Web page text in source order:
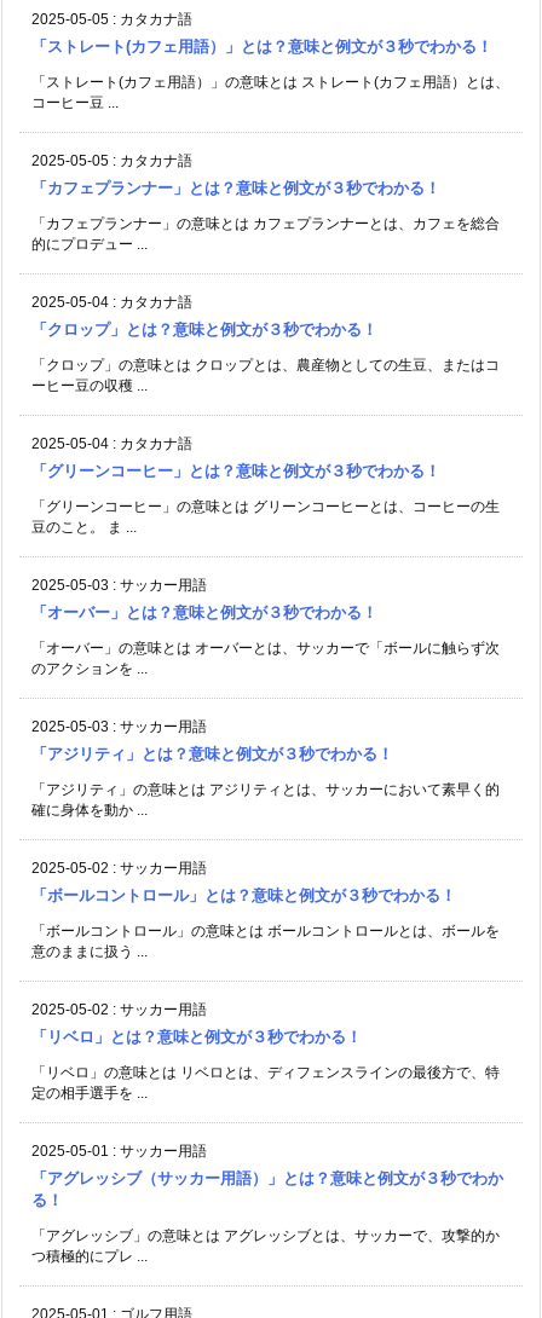
2025-05-05 : カタカナ語
「ストレート(カフェ用語）」とは？意味と例文が３秒でわかる！
「ストレート(カフェ用語）」の意味とは ストレート(カフェ用語）とは、
コーヒー豆 ...
2025-05-05 : カタカナ語
「カフェプランナー」とは？意味と例文が３秒でわかる！
「カフェプランナー」の意味とは カフェプランナーとは、カフェを総合
的にプロデュー ...
2025-05-04 : カタカナ語
「クロップ」とは？意味と例文が３秒でわかる！
「クロップ」の意味とは クロップとは、農産物としての生豆、またはコ
ーヒー豆の収穫 ...
2025-05-04 : カタカナ語
「グリーンコーヒー」とは？意味と例文が３秒でわかる！
「グリーンコーヒー」の意味とは グリーンコーヒーとは、コーヒーの生
豆のこと。 ま ...
2025-05-03 : サッカー用語
「オーバー」とは？意味と例文が３秒でわかる！
「オーバー」の意味とは オーバーとは、サッカーで「ボールに触らず次
のアクションを ...
2025-05-03 : サッカー用語
「アジリティ」とは？意味と例文が３秒でわかる！
「アジリティ」の意味とは アジリティとは、サッカーにおいて素早く的
確に身体を動か ...
2025-05-02 : サッカー用語
「ボールコントロール」とは？意味と例文が３秒でわかる！
「ボールコントロール」の意味とは ボールコントロールとは、ボールを
意のままに扱う ...
2025-05-02 : サッカー用語
「リベロ」とは？意味と例文が３秒でわかる！
「リベロ」の意味とは リベロとは、ディフェンスラインの最後方で、特
定の相手選手を ...
2025-05-01 : サッカー用語
「アグレッシブ（サッカー用語）」とは？意味と例文が３秒でわか
る！
「アグレッシブ」の意味とは アグレッシブとは、サッカーで、攻撃的か
つ積極的にプレ ...
2025-05-01 : ゴルフ用語